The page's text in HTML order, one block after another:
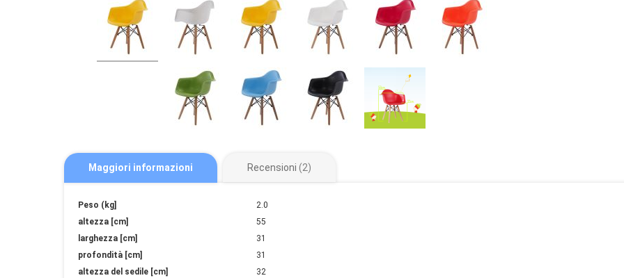
Maggiori informazioni
Maggiori
informazioni
Peso (kg]
2.0
altezza [cm]
55
larghezza [cm]
31
profondità [cm]
31
altezza del sedile [cm]
32
Recensioni 2